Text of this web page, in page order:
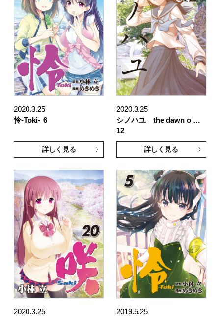
2020.3.25
怜-Toki- 6
詳しく見る
2020.3.25
シノハユ the dawn o …
12
詳しく見る
2020.3.25
2019.5.25